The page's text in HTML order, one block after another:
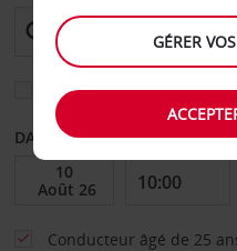
Sélectionnez une autre
DATE DE DÉBUT
Conducteur âgé de 25
GÉRER